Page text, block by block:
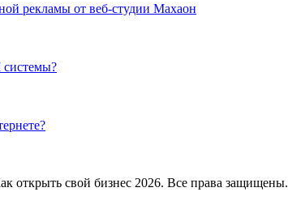
рекламы от веб-студии Махаон
открыть свой бизнес 2026. Все права защищены.